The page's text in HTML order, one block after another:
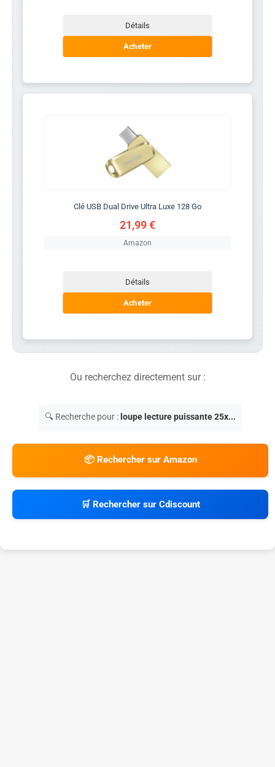
Détails
Acheter
Clé USB Dual Drive Ultra Luxe 128 Go
21,99 €
Amazon
Détails
Acheter
Ou recherchez directement sur :
🔍 Recherche pour : loupe lecture puissante 25x...
📦 Rechercher sur Amazon
🛒 Rechercher sur Cdiscount